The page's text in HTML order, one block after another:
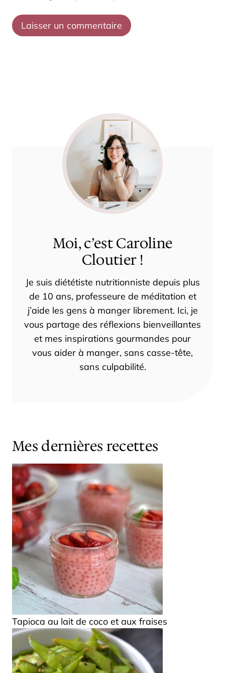
Moi, c’est Caroline
Cloutier !
Je suis diététiste nutritionniste depuis plus
de 10 ans, professeure de méditation et
j’aide les gens à manger librement. Ici, je
vous partage des réflexions bienveillantes
et mes inspirations gourmandes pour
vous aider à manger, sans casse-tête,
sans culpabilité.
Mes dernières recettes
Tapioca au lait de coco et aux fraises